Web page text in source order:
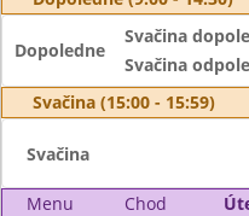
Dopoledne
Svačina
Svačina
Svačina (15:00 - 15:59)
Svačina
Menu Chod